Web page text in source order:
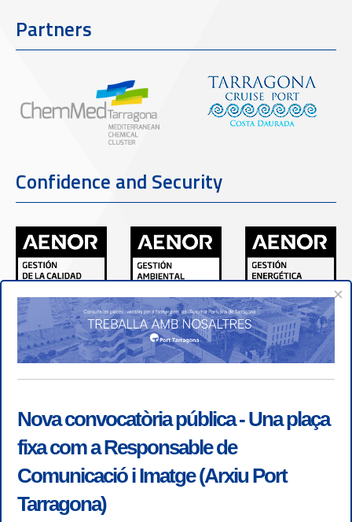
Partners
Confidence and Security
×
Nova convocatòria pública - Una plaça
fixa com a Responsable de
Comunicació i Imatge (Arxiu Port
Tarragona)